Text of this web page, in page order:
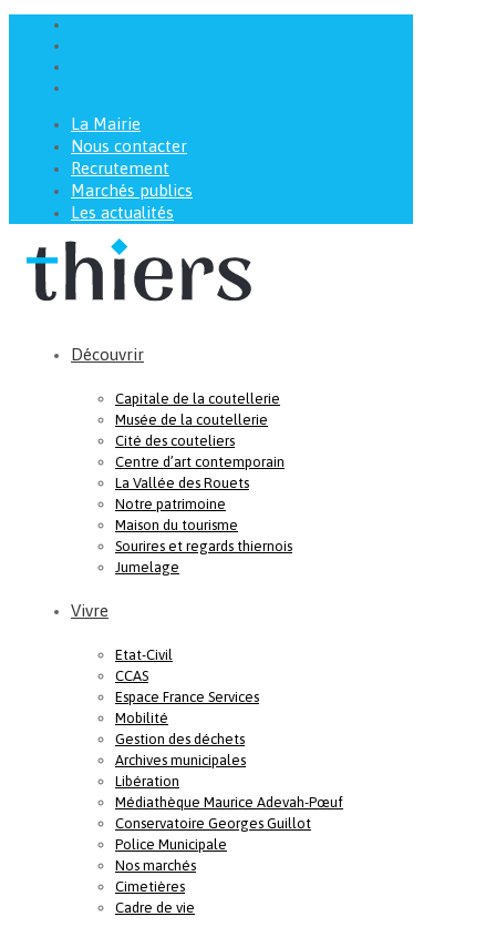
La Mairie
Nous contacter
Recrutement
Marchés publics
Les actualités
Découvrir
Capitale de la coutellerie
Musée de la coutellerie
Cité des couteliers
Centre d’art contemporain
La Vallée des Rouets
Notre patrimoine
Maison du tourisme
Sourires et regards thiernois
Jumelage
Vivre
Etat-Civil
CCAS
Espace France Services
Mobilité
Gestion des déchets
Archives municipales
Libération
Médiathèque Maurice Adevah-Pœuf
Conservatoire Georges Guillot
Police Municipale
Nos marchés
Cimetières
Cadre de vie